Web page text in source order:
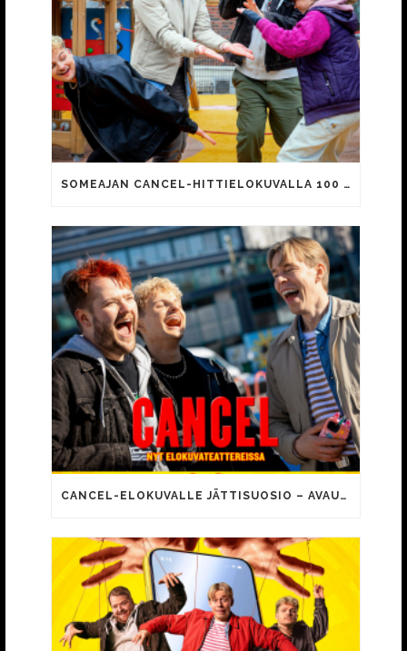
SOMEAJAN CANCEL-HITTIELOKUVALLA 100 000 KATSOJAA!
CANCEL-ELOKUVALLE JÄTTISUOSIO – AVAUSPÄIVÄNÄ JO 15 492 KATSOJAA!